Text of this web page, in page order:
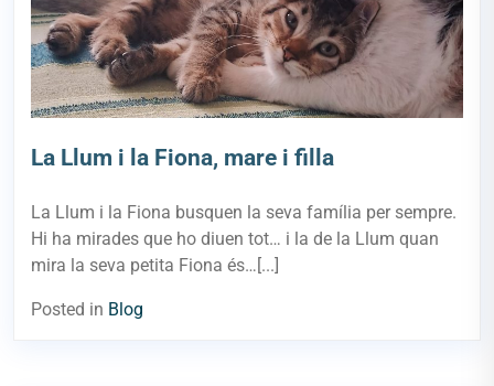
La Llum i la Fiona, mare i filla
La Llum i la Fiona busquen la seva família per sempre.
Hi ha mirades que ho diuen tot… i la de la Llum quan
mira la seva petita Fiona és…[...]
Posted in Blog